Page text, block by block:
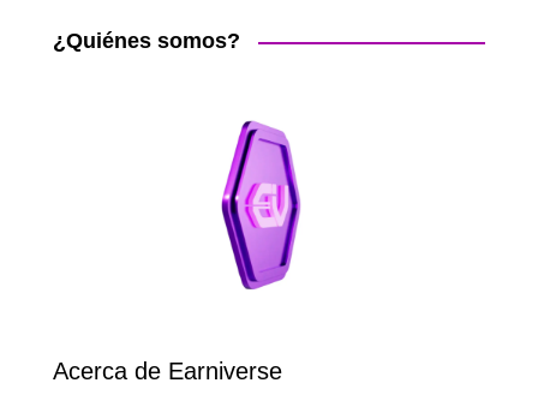
¿Quiénes somos?
Acerca de Earniverse